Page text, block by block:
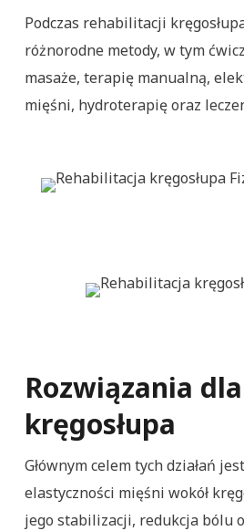
Podczas rehabilitacji
różnorodne metody, w tym
masaże, terapię manualną,
mięśni, hydroterapię oraz
Rozwiązania
kręgosłupa
Głównym celem tych działań
elastyczności mięśni wokół
jego stabilizacji, redukcja bólu